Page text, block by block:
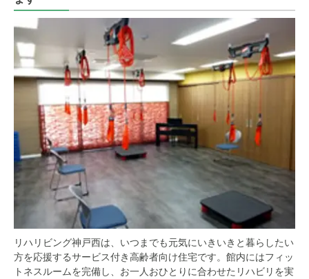
リハリビング神戸西は、いつまでも元気にいきいきと暮らしたい
方を応援するサービス付き高齢者向け住宅です。館内にはフィッ
トネスルームを完備し、お一人おひとりに合わせたリハビリを実